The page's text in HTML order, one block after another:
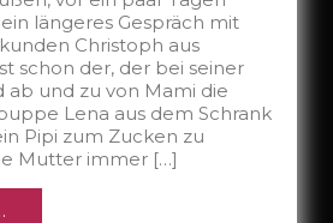
längeres Gespräch mit
Christoph aus
schon der, der bei seiner
ab und zu von Mami die
Lena aus dem Schrank
Pipi zum Zucken zu
Mutter immer […]